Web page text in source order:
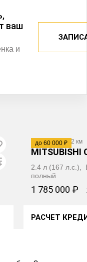
ваш
и
до 60 000 ₽
2016· 113 112 км
MITSUBISHI
2.4 л (167 л.с.),
полный
1 785 000 ₽
РАСЧЕТ